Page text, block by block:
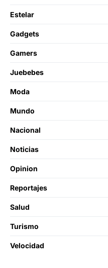
Estelar
Gadgets
Gamers
Juebebes
Moda
Mundo
Nacional
Noticias
Opinion
Reportajes
Salud
Turismo
Velocidad